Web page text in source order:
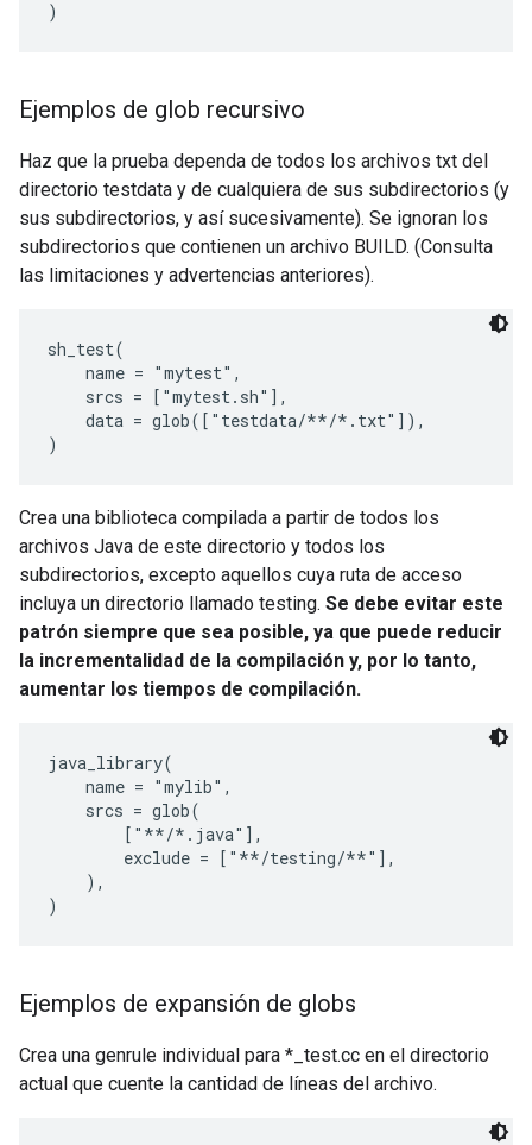
Ejemplos de glob recursivo
Haz que la prueba dependa de todos los archivos txt del
directorio testdata y de cualquiera de sus subdirectorios (y
sus subdirectorios, y así sucesivamente). Se ignoran los
subdirectorios que contienen un archivo BUILD. (Consulta
las limitaciones y advertencias anteriores).
sh_test(
    name = "mytest",
    srcs = ["mytest.sh"],
    data = glob(["testdata/**/*.txt"]),
Crea una biblioteca compilada a partir de todos los
archivos Java de este directorio y todos los
subdirectorios, excepto aquellos cuya ruta de acceso
incluya un directorio llamado testing. Se debe evitar este
patrón siempre que sea posible, ya que puede reducir
la incrementalidad de la compilación y, por lo tanto,
aumentar los tiempos de compilación.
java_library(
    name = "mylib",
    srcs = glob(
        ["**/*.java"],
        exclude = ["**/testing/**"],
    ),
Ejemplos de expansión de globs
Crea una genrule individual para *_test.cc en el directorio
actual que cuente la cantidad de líneas del archivo.